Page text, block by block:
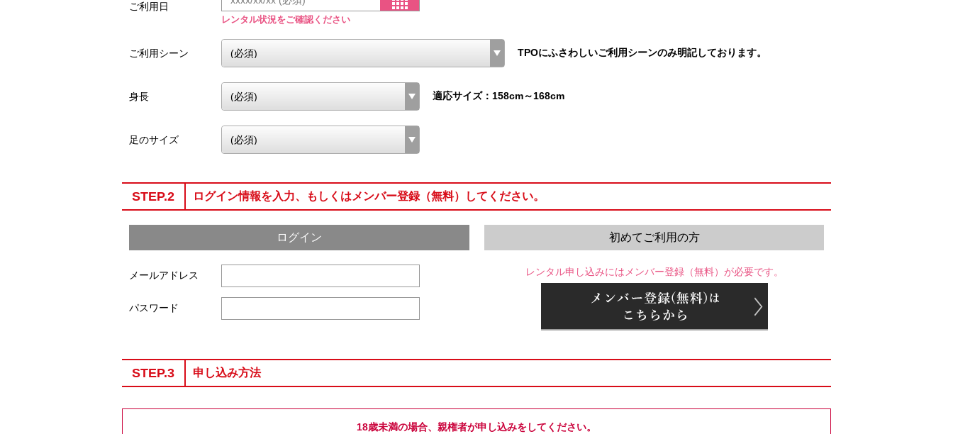
ご利用日
レンタル状況をご確認ください
ご利用シーン TPOにふさわしいご利用シーンのみ明記しております。
身長 適応サイズ：158cm～168cm
足のサイズ
STEP.2 ログイン情報を入力、もしくはメンバー登録（無料）してください。
ログイン
メールアドレス
パスワード
初めてご利用の方
レンタル申し込みにはメンバー登録（無料）が必要です。
STEP.3 申し込み方法
18歳未満の場合、親権者が申し込みをしてください。